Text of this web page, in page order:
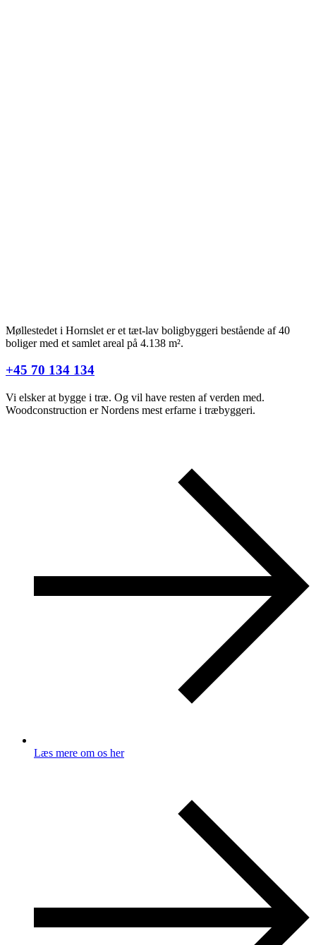
Møllestedet i Hornslet er et tæt-lav boligbyggeri bestående af 40
boliger med et samlet areal på 4.138 m².
+45 70 134 134
Vi elsker at bygge i træ. Og vil have resten af verden med.
Woodconstruction er Nordens mest erfarne i træbyggeri.
Læs mere om os her